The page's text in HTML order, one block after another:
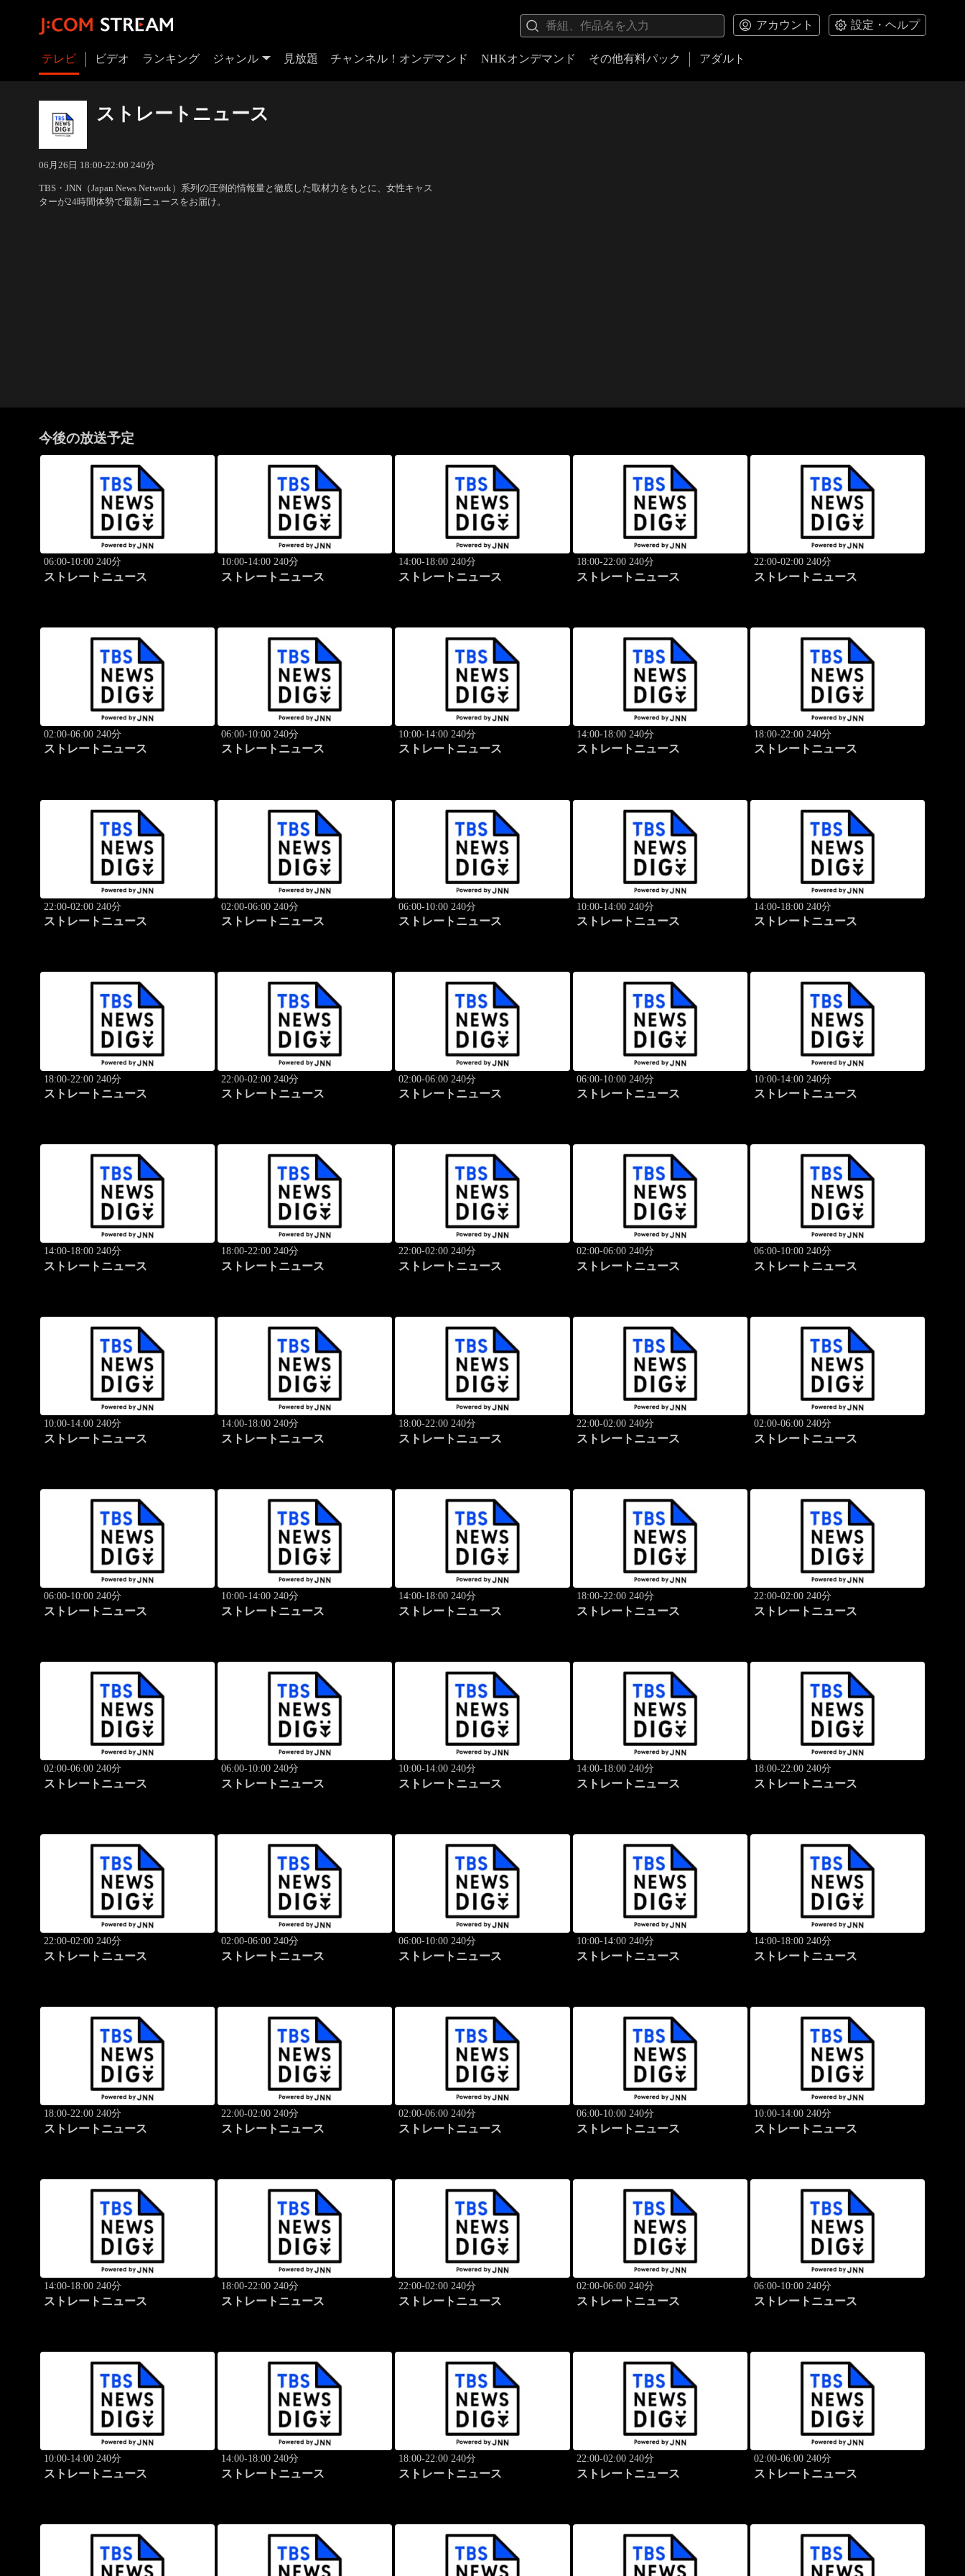
アカウント 設定・ヘルプ
テレビ ビデオ ランキング ジャンル 見放題 チャンネル！オンデマンド NHKオンデマンド その他有料パック アダルト
ストレートニュース
06月26日 18:00-22:00 240分
TBS・JNN（Japan News Network）系列の圧倒的情報量と徹底した取材力をもとに、女性キャス
ターが24時間体勢で最新ニュースをお届け。
今後の放送予定
06:00-10:00 240分
ストレートニュース
10:00-14:00 240分
ストレートニュース
14:00-18:00 240分
ストレートニュース
18:00-22:00 240分
ストレートニュース
22:00-02:00 240分
ストレートニュース
02:00-06:00 240分
ストレートニュース
06:00-10:00 240分
ストレートニュース
10:00-14:00 240分
ストレートニュース
14:00-18:00 240分
ストレートニュース
18:00-22:00 240分
ストレートニュース
22:00-02:00 240分
ストレートニュース
02:00-06:00 240分
ストレートニュース
06:00-10:00 240分
ストレートニュース
10:00-14:00 240分
ストレートニュース
14:00-18:00 240分
ストレートニュース
18:00-22:00 240分
ストレートニュース
22:00-02:00 240分
ストレートニュース
02:00-06:00 240分
ストレートニュース
06:00-10:00 240分
ストレートニュース
10:00-14:00 240分
ストレートニュース
14:00-18:00 240分
ストレートニュース
18:00-22:00 240分
ストレートニュース
22:00-02:00 240分
ストレートニュース
02:00-06:00 240分
ストレートニュース
06:00-10:00 240分
ストレートニュース
10:00-14:00 240分
ストレートニュース
14:00-18:00 240分
ストレートニュース
18:00-22:00 240分
ストレートニュース
22:00-02:00 240分
ストレートニュース
02:00-06:00 240分
ストレートニュース
06:00-10:00 240分
ストレートニュース
10:00-14:00 240分
ストレートニュース
14:00-18:00 240分
ストレートニュース
18:00-22:00 240分
ストレートニュース
22:00-02:00 240分
ストレートニュース
02:00-06:00 240分
ストレートニュース
06:00-10:00 240分
ストレートニュース
10:00-14:00 240分
ストレートニュース
14:00-18:00 240分
ストレートニュース
18:00-22:00 240分
ストレートニュース
22:00-02:00 240分
ストレートニュース
02:00-06:00 240分
ストレートニュース
06:00-10:00 240分
ストレートニュース
10:00-14:00 240分
ストレートニュース
14:00-18:00 240分
ストレートニュース
18:00-22:00 240分
ストレートニュース
22:00-02:00 240分
ストレートニュース
02:00-06:00 240分
ストレートニュース
06:00-10:00 240分
ストレートニュース
10:00-14:00 240分
ストレートニュース
14:00-18:00 240分
ストレートニュース
18:00-22:00 240分
ストレートニュース
22:00-02:00 240分
ストレートニュース
02:00-06:00 240分
ストレートニュース
06:00-10:00 240分
ストレートニュース
10:00-14:00 240分
ストレートニュース
14:00-18:00 240分
ストレートニュース
18:00-22:00 240分
ストレートニュース
22:00-02:00 240分
ストレートニュース
02:00-06:00 240分
ストレートニュース